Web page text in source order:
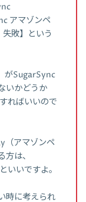
アマゾンペ
敗】という
がSugarSync
いかどうか
ればいいので
（アマゾンペ
は、
いいですよ。
時に考えられ